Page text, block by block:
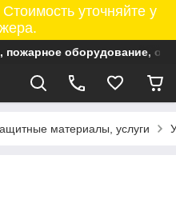
уточняйте у
пожарное оборудование,
материалы, услуги